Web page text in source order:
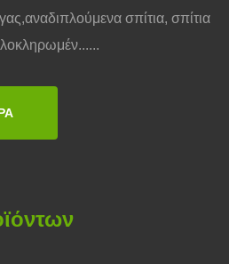
σπίτια, σπίτια